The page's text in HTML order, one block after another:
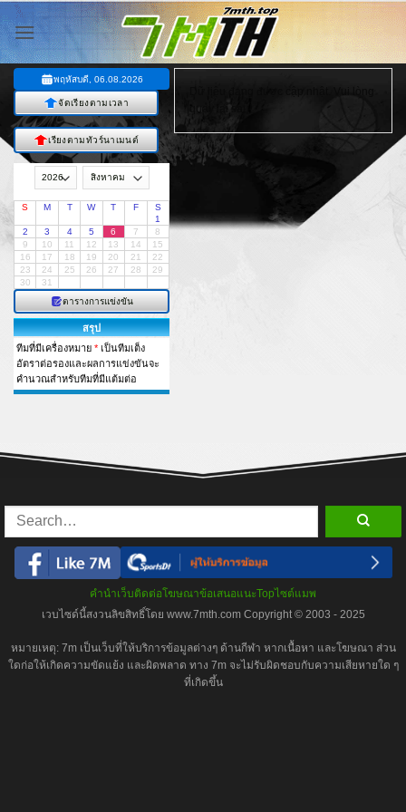
ข้าม
ไป
ยัง
พฤหัสบดี, 06.08.2026
จัดเรียงตามเวลา
เรียงตามทัวร์นาเมนต์
S M T W T F
S
1
2
3 4 5 6 7
8
9
10 11 12 13 14
15
16
17 18 19 20 21
22
23
24 25 26 27 28
29
30
31
ตารางการแข่งขัน
สรุป
ทีมที่มีเครื่องหมาย * เป็นทีมเต็ง
อัตราต่อรองและผลการแข่งขันจะ
คำนวณสำหรับทีมที่มีแต้มต่อ
quay lại sau!
คำนำเว็บติดต่อโฆษณาข้อเสนอแนะTopไซต์แมพ
เวบไซด์นี้สงวนลิขสิทธิ์โดย www.7mth.com Copyright © 2003 - 2025
หมายเหตุ: 7m เป็นเว็บที่ให้บริการข้อมูลต่างๆ ด้านกีฬา หากเนื้อหา และโฆษณา ส่วน
ใดก่อให้เกิดความขัดแย้ง และผิดพลาด ทาง 7m จะไม่รับผิดชอบกับความเสียหายใด ๆ
ที่เกิดขึ้น